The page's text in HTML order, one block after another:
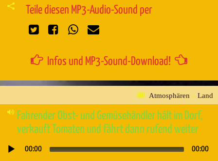
Teile diesen MP3-Audio-Sound per
Infos und MP3-Sound-Download!
Atmosphären » Land
Fahrender Obst- und Gemüsehändler hält im Dorf,
verkauft Tomaten und fährt dann rufend weiter
Audio-
00:00 00:00